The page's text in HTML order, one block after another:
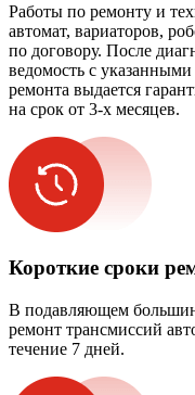
Работы по ремонту и
автомат, вариаторов,
по договору. После
ведомость с
ремонта выдается
на срок от 3-х месяцев.
Короткие сроки
В подавляющем
ремонт трансмиссий
течение 7 дней.